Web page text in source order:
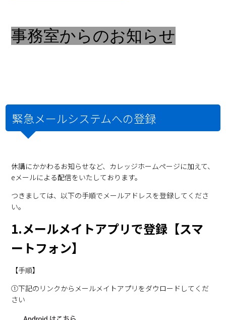
事務室からのお知らせ
緊急メールシステムへの登録
休講にかかわるお知らせなど、カレッジホームページに加えて、
eメールによる配信をいたしております。
つきましては、以下の手順でメールアドレスを登録してくださ
い。
1.メールメイトアプリで登録【スマ
ートフォン】
【手順】
①下記のリンクからメールメイトアプリをダウロードしてくだ
さい